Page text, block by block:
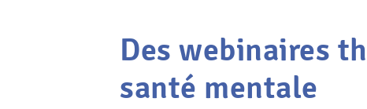
Des webinaires
santé mentale